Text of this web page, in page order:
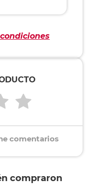
comentarios
compraron